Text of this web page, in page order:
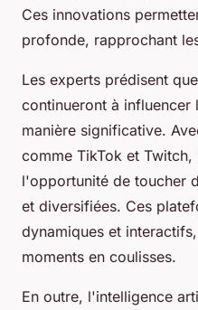
Ces innovations
profonde, rapprochant
Les experts prédisent
continueront à influencer
manière significative.
comme TikTok et Twitch,
l'opportunité de toucher
et diversifiées. Ces
dynamiques et
moments en coulisses.
En outre, l'intelligence